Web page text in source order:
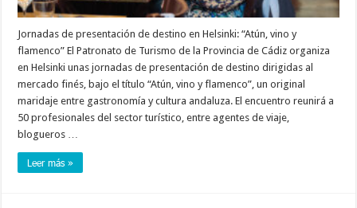
Jornadas de presentación de destino en Helsinki: “Atún, vino y
flamenco” El Patronato de Turismo de la Provincia de Cádiz organiza
en Helsinki unas jornadas de presentación de destino dirigidas al
mercado finés, bajo el título “Atún, vino y flamenco”, un original
maridaje entre gastronomía y cultura andaluza. El encuentro reunirá a
50 profesionales del sector turístico, entre agentes de viaje,
blogueros …
Leer más »